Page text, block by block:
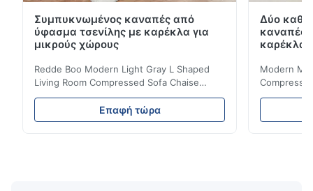
Συμπυκνωμένος καναπές από
ύφασμα τσενίλης με καρέκλα για
μικρούς χώρους
Redde Boo Modern Light Gray L Shaped
Living Room Compressed Sofa Chaise
Lounge Product Overview High resilience
soft sectional sofa designed for small
spaces, featuring a contemporary light gray
Επαφή τώρα
Δύο
καναπές
καρέκλα
Modern
Room